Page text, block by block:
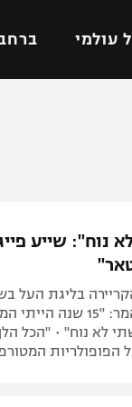
עולמי
ישראל
נוח": שייע
בליגת העל
• על הסיום המר:
לא נוח" • "הכל
הפופולריות